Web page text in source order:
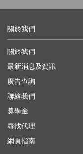
關於我們
關於我們
最新消息及資訊
廣告查詢
聯絡我們
獎學金
尋找代理
網頁指南